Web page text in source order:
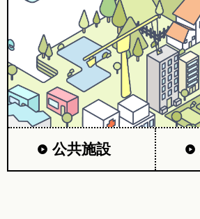
公共施設